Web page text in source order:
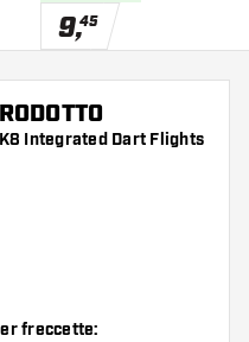
9,45
Integrated Dart Flights
freccette: